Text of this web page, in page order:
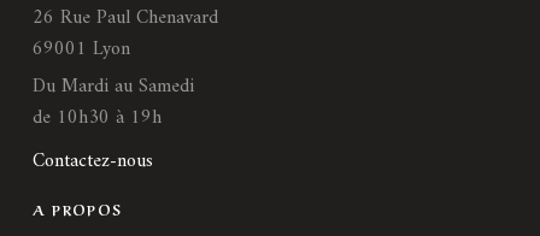
26 Rue Paul Chenavard
69001 Lyon
Du Mardi au Samedi
de 10h30 à 19h
Contactez-nous
A PROPOS